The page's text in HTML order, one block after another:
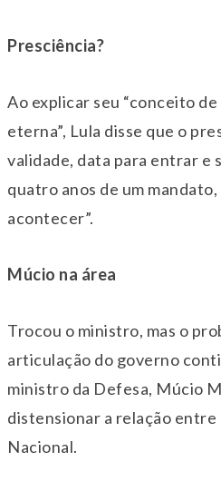
Presciência?
Ao explicar seu “conceito
eterna”, Lula disse que o
validade, data para entrar e
quatro anos de um
acontecer”.
Múcio na área
Trocou o ministro, mas o
articulação do governo
ministro da Defesa, Múcio
distensionar a relação entre
Nacional.